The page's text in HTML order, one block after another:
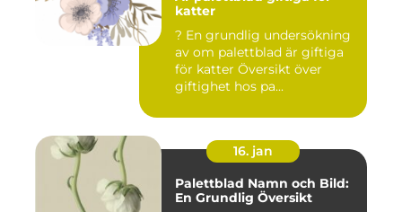
katter
? En grundlig undersökning
av om palettblad är giftiga
för katter Översikt över
giftighet hos pa...
16. jan
Palettblad Namn och Bild:
En Grundlig Översikt